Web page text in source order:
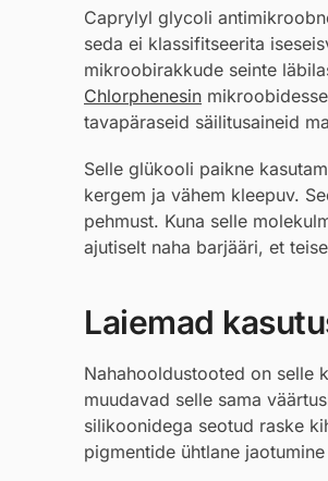
Caprylyl glycoli
seda ei klassifitseerita
mikroobirakkude seinte
Chlorphenesin
tavapäraseid säilitusaineid
Selle glükooli paikne
kergem ja vähem kleepuv.
pehmust. Kuna selle
ajutiselt naha barjääri, et
Laiemad
Nahahooldustooted on selle
muudavad selle sama
silikoonidega seotud raske
pigmentide ühtlane